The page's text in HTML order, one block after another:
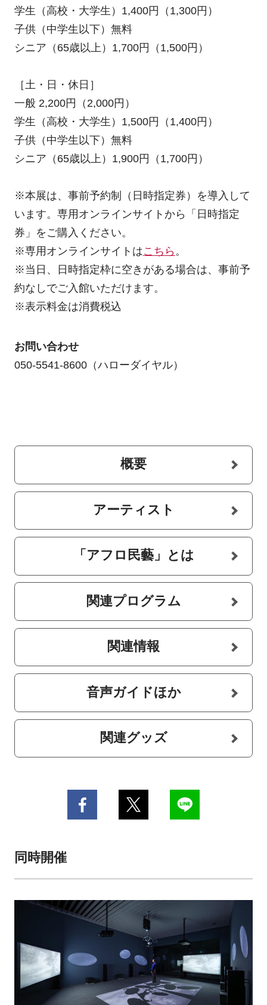
学生（高校・大学生）1,400円（1,300円）
子供（中学生以下）無料
シニア（65歳以上）1,700円（1,500円）
［土・日・休日］
一般 2,200円（2,000円）
学生（高校・大学生）1,500円（1,400円）
子供（中学生以下）無料
シニア（65歳以上）1,900円（1,700円）
※本展は、事前予約制（日時指定券）を導入して
います。専用オンラインサイトから「日時指定
券」をご購入ください。
※専用オンラインサイトはこちら 。
※当日、日時指定枠に空きがある場合は、事前予
約なしでご入館いただけます。
※表示料金は消費税込
お問い合わせ
050-5541-8600（ハローダイヤル）
概要
アーティスト
「アフロ民藝」とは
関連プログラム
関連情報
音声ガイドほか
関連グッズ
同時開催